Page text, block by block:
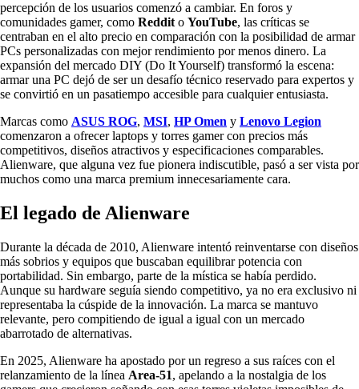
percepción de los usuarios comenzó a cambiar. En foros y
comunidades gamer, como Reddit o YouTube, las críticas se
centraban en el alto precio en comparación con la posibilidad de armar
PCs personalizadas con mejor rendimiento por menos dinero. La
expansión del mercado DIY (Do It Yourself) transformó la escena:
armar una PC dejó de ser un desafío técnico reservado para expertos y
se convirtió en un pasatiempo accesible para cualquier entusiasta.
Marcas como ASUS ROG, MSI, HP Omen y Lenovo Legion
comenzaron a ofrecer laptops y torres gamer con precios más
competitivos, diseños atractivos y especificaciones comparables.
Alienware, que alguna vez fue pionera indiscutible, pasó a ser vista por
muchos como una marca premium innecesariamente cara.
El legado de Alienware
Durante la década de 2010, Alienware intentó reinventarse con diseños
más sobrios y equipos que buscaban equilibrar potencia con
portabilidad. Sin embargo, parte de la mística se había perdido.
Aunque su hardware seguía siendo competitivo, ya no era exclusivo ni
representaba la cúspide de la innovación. La marca se mantuvo
relevante, pero compitiendo de igual a igual con un mercado
abarrotado de alternativas.
En 2025, Alienware ha apostado por un regreso a sus raíces con el
relanzamiento de la línea Area-51, apelando a la nostalgia de los